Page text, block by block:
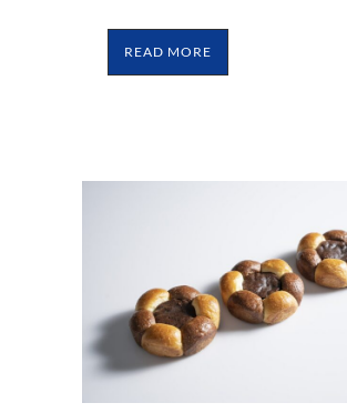
READ MORE